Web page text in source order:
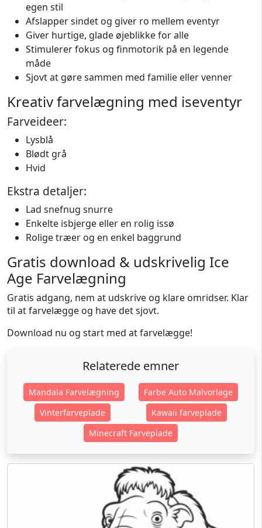
egen stil
Afslapper sindet og giver ro mellem eventyr
Giver hurtige, glade øjeblikke for alle
Stimulerer fokus og finmotorik på en legende
måde
Sjovt at gøre sammen med familie eller venner
Kreativ farvelægning med iseventyr
Farveideer:
Lysblå
Blødt grå
Hvid
Ekstra detaljer:
Lad snefnug snurre
Enkelte isbjerge eller en rolig issø
Rolige træer og en enkel baggrund
Gratis download & udskrivelig Ice
Age Farvelægning
Gratis adgang, nem at udskrive og klare omridser. Klar
til at farvelægge og have det sjovt.
Download nu og start med at farvelægge!
Relaterede emner
Mandala Farvelægning
Farbe Auto Malvorlage
Vinterfarveplade
Kawaii farveplade
Minecraft Farveplade